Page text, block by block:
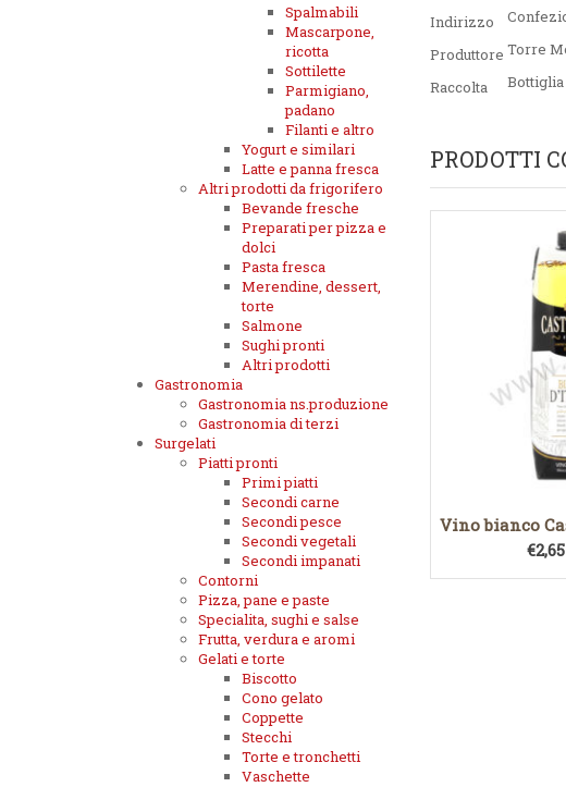
Indirizzo
Produttore Torre
Raccolta
PRODOTTI
Vino bianco
€2,65
Spalmabili
Mascarpone,
ricotta
Sottilette
Parmigiano,
padano
Filanti e altro
Yogurt e similari
Latte e panna fresca
Altri prodotti da frigorifero
Bevande fresche
Preparati per pizza e
dolci
Pasta fresca
Merendine, dessert,
torte
Salmone
Sughi pronti
Altri prodotti
Gastronomia
Gastronomia ns.produzione
Gastronomia di terzi
Surgelati
Piatti pronti
Primi piatti
Secondi carne
Secondi pesce
Secondi vegetali
Secondi impanati
Contorni
Pizza, pane e paste
Specialita, sughi e salse
Frutta, verdura e aromi
Gelati e torte
Biscotto
Cono gelato
Coppette
Stecchi
Torte e tronchetti
Vaschette